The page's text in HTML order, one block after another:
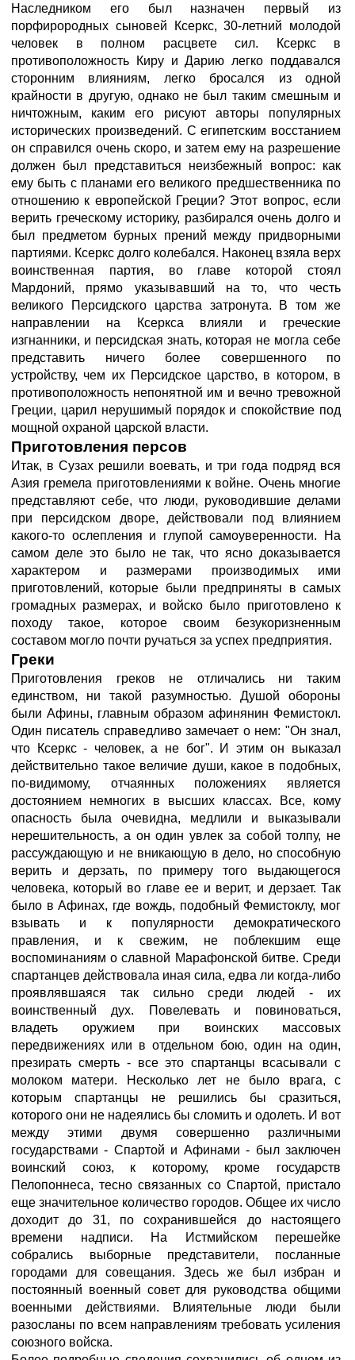
Наследником его был назначен первый из
порфирородных сыновей Ксеркс, 30-летний молодой
человек в полном расцвете сил. Ксеркс в
противоположность Киру и Дарию легко поддавался
сторонним влияниям, легко бросался из одной
крайности в другую, однако не был таким смешным и
ничтожным, каким его рисуют авторы популярных
исторических произведений. С египетским восстанием
он справился очень скоро, и затем ему на разрешение
должен был представиться неизбежный вопрос: как
ему быть с планами его великого предшественника по
отношению к европейской Греции? Этот вопрос, если
верить греческому историку, разбирался очень долго и
был предметом бурных прений между придворными
партиями. Ксеркс долго колебался. Наконец взяла верх
воинственная партия, во главе которой стоял
Мардоний, прямо указывавший на то, что честь
великого Персидского царства затронута. В том же
направлении на Ксеркса влияли и греческие
изгнанники, и персидская знать, которая не могла себе
представить ничего более совершенного по
устройству, чем их Персидское царство, в котором, в
противоположность непонятной им и вечно тревожной
Греции, царил нерушимый порядок и спокойствие под
мощной охраной царской власти.
Приготовления персов
Итак, в Сузах решили воевать, и три года подряд вся
Азия гремела приготовлениями к войне. Очень многие
представляют себе, что люди, руководившие делами
при персидском дворе, действовали под влиянием
какого-то ослепления и глупой самоуверенности. На
самом деле это было не так, что ясно доказывается
характером и размерами производимых ими
приготовлений, которые были предприняты в самых
громадных размерах, и войско было приготовлено к
походу такое, которое своим безукоризненным
составом могло почти ручаться за успех предприятия.
Греки
Приготовления греков не отличались ни таким
единством, ни такой разумностью. Душой обороны
были Афины, главным образом афинянин Фемистокл.
Один писатель справедливо замечает о нем: "Он знал,
что Ксеркс - человек, а не бог". И этим он выказал
действительно такое величие души, какое в подобных,
по-видимому, отчаянных положениях является
достоянием немногих в высших классах. Все, кому
опасность была очевидна, медлили и выказывали
нерешительность, а он один увлек за собой толпу, не
рассуждающую и не вникающую в дело, но способную
верить и дерзать, по примеру того выдающегося
человека, который во главе ее и верит, и дерзает. Так
было в Афинах, где вождь, подобный Фемистоклу, мог
взывать и к популярности демократического
правления, и к свежим, не поблекшим еще
воспоминаниям о славной Марафонской битве. Среди
спартанцев действовала иная сила, едва ли когда-либо
проявлявшаяся так сильно среди людей - их
воинственный дух. Повелевать и повиноваться,
владеть оружием при воинских массовых
передвижениях или в отдельном бою, один на один,
презирать смерть - все это спартанцы всасывали с
молоком матери. Несколько лет не было врага, с
которым спартанцы не решились бы сразиться,
которого они не надеялись бы сломить и одолеть. И вот
между этими двумя совершенно различными
государствами - Спартой и Афинами - был заключен
воинский союз, к которому, кроме государств
Пелопоннеса, тесно связанных со Спартой, пристало
еще значительное количество городов. Общее их число
доходит до 31, по сохранившейся до настоящего
времени надписи. На Истмийском перешейке
собрались выборные представители, посланные
городами для совещания. Здесь же был избран и
постоянный военный совет для руководства общими
военными действиями. Влиятельные люди были
разосланы по всем направлениям требовать усиления
союзного войска.